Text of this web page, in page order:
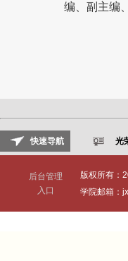
编、副主编
快速导航 光
后台管理
入口
版权所有：
学院邮箱：